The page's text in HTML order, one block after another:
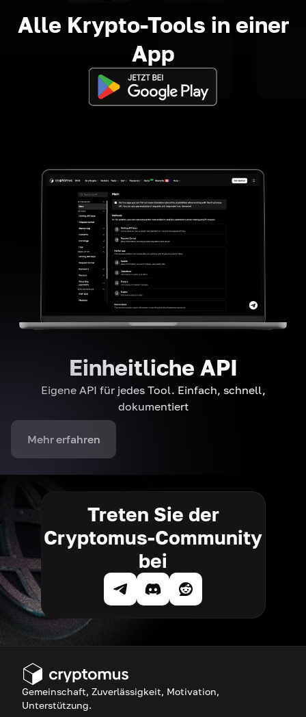
Alle Krypto-Tools in einer
App
Einheitliche API
Eigene API für jedes Tool. Einfach, schnell,
dokumentiert
Mehr erfahren
Treten Sie der
Cryptomus-Community
bei
Gemeinschaft, Zuverlässigkeit, Motivation,
Unterstützung.